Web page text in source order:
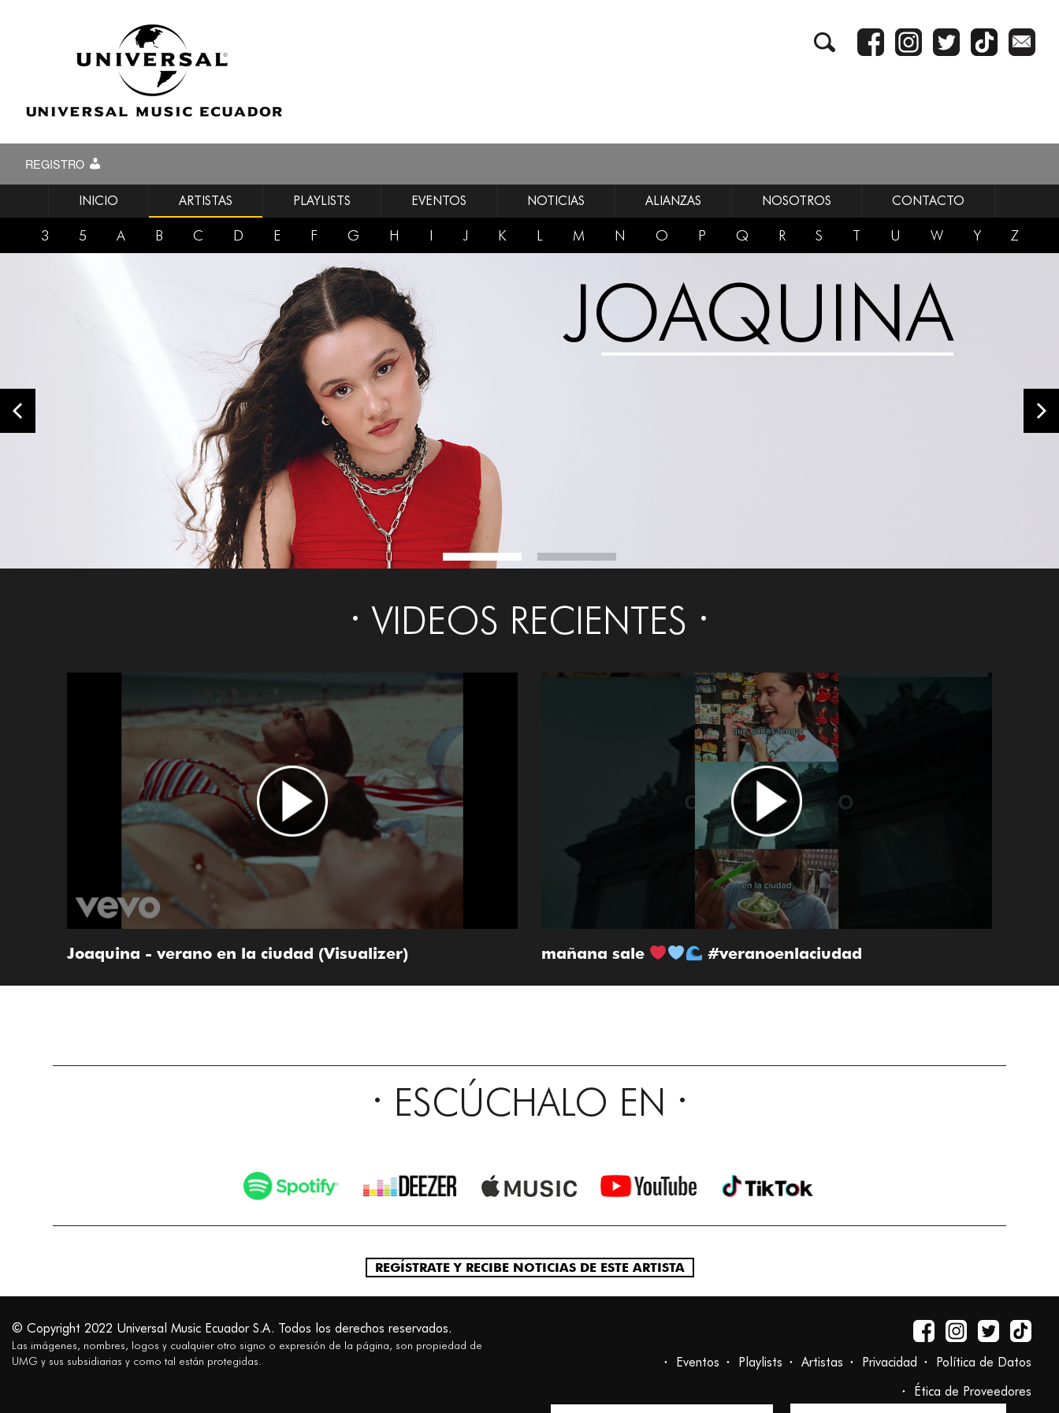
REGISTRO
INICIO ARTISTAS PLAYLISTS EVENTOS NOTICIAS ALIANZAS NOSOTROS CONTACTO
3 5 A B C D E F G H I J K L M N O P Q R S T U W Y Z
JOAQUINA
VIDEOS RECIENTES
Joaquina - verano en la ciudad (Visualizer) mañana sale #veranoenlaciudad
ESCÚCHALO EN
REGÍSTRATE Y RECIBE NOTICIAS DE ESTE ARTISTA
© Copyright 2022 Universal Music Ecuador S.A. Todos los derechos reservados.
Las imágenes, nombres, logos y cualquier otro signo o expresión de la página, son propiedad de
UMG y sus subsidiarias y como tal están protegidas.
Eventos Playlists Artistas Privacidad
Política de Datos
Ética de Proveedores